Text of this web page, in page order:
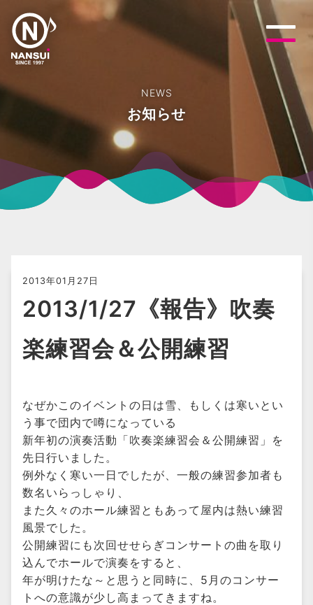
NEWS
お知らせ
2013年01月27日
2013/1/27《報告》吹奏
楽練習会＆公開練習
なぜかこのイベントの日は雪、もしくは寒いとい
う事で団内で噂になっている
新年初の演奏活動「吹奏楽練習会＆公開練習」を
先日行いました。
例外なく寒い一日でしたが、一般の練習参加者も
数名いらっしゃり、
また久々のホール練習ともあって屋内は熱い練習
風景でした。
公開練習にも次回せせらぎコンサートの曲を取り
込んでホールで演奏をすると、
年が明けたな～と思うと同時に、5月のコンサー
トへの意識が少し高まってきますね。